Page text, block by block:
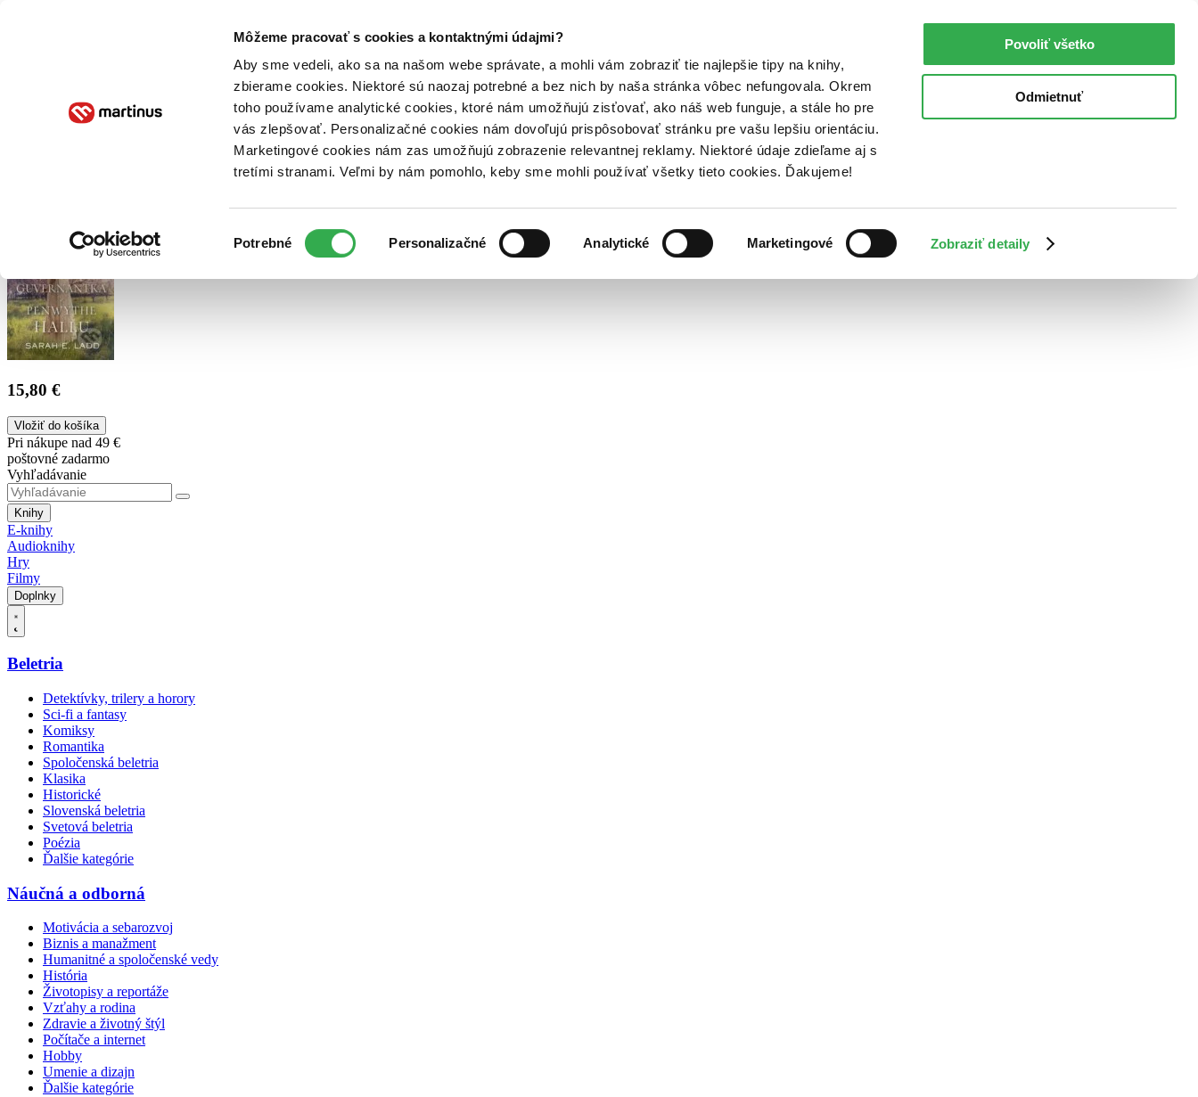
Môžeme pracovať s cookies a kontaktnými údajmi?
Aby sme vedeli, ako sa na našom webe správate, a mohli vám zobraziť tie najlepšie tipy na knihy,
zbierame cookies. Niektoré sú naozaj potrebné a bez nich by naša stránka vôbec nefungovala. Okrem
toho používame analytické cookies, ktoré nám umožňujú zisťovať, ako náš web funguje, a stále ho pre
vás zlepšovať. Personalizačné cookies nám dovoľujú prispôsobovať stránku pre vašu lepšiu orientáciu.
Marketingové cookies nám zas umožňujú zobrazenie relevantnej reklamy. Niektoré údaje zdieľame aj s
tretími stranami. Veľmi by nám pomohlo, keby sme mohli používať všetky tieto cookies. Ďakujeme!
súhlasu
Potrebné Personalizačné Analytické Marketingové Zobraziť detaily
Povoliť všetko
Odmietnuť
Poukážky Kontakt
15,80 €
Vložiť do košíka
Pri nákupe nad 49 €
poštovné zadarmo
Vyhľadávanie
Knihy
E-knihy
Audioknihy
Hry
Filmy
Doplnky
Beletria
Detektívky, trilery a horory
Sci-fi a fantasy
Komiksy
Romantika
Spoločenská beletria
Klasika
Historické
Slovenská beletria
Svetová beletria
Poézia
Ďalšie kategórie
Náučná a odborná
Motivácia a sebarozvoj
Biznis a manažment
Humanitné a spoločenské vedy
História
Životopisy a reportáže
Vzťahy a rodina
Zdravie a životný štýl
Počítače a internet
Hobby
Umenie a dizajn
Ďalšie kategórie